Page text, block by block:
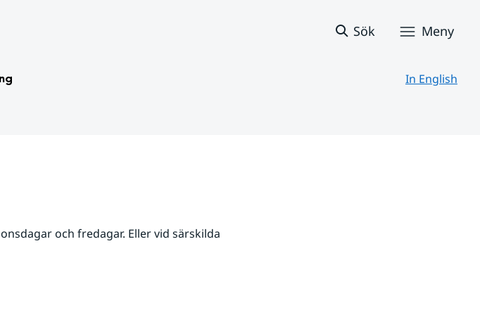
Sök Meny
In English
och fredagar. Eller vid särskilda